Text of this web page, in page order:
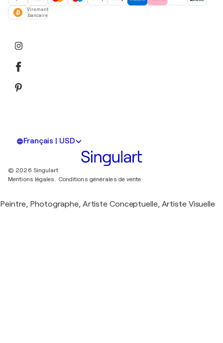
Virement
bancaire
Français | USD
© 2026 Singulart
Mentions légales. Conditions générales de vente
Peintre, Photographe, Artiste Conceptuelle, Artiste Visuelle